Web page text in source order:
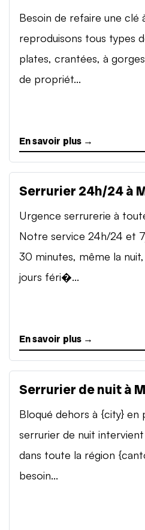
Besoin de refaire une clé
reproduisons tous types
plates, crantées, à
de propriét...
En savoir plus →
Serrurier 24h/24 à
Urgence serrurerie à
Notre service 24h/24 et
30 minutes, même la
jours féri�...
En savoir plus →
Serrurier de nuit à
Bloqué dehors à {city} en
serrurier de nuit
dans toute la région
besoin...